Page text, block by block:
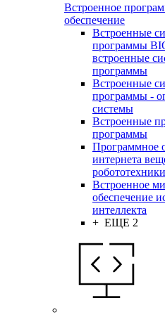
Встроенное
обеспечение
Встроенные
программы
встроенные
программы
Встроенные
программы -
системы
Встроенные
программы
Программное
интернета
Встроенное
обеспечение
интеллекта
+ ЕЩЕ 2